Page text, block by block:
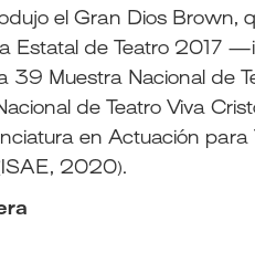
el Gran Dios Brown,
Estatal de Teatro 2017
39 Muestra Nacional de
de Teatro Viva
en Actuación para
2020).